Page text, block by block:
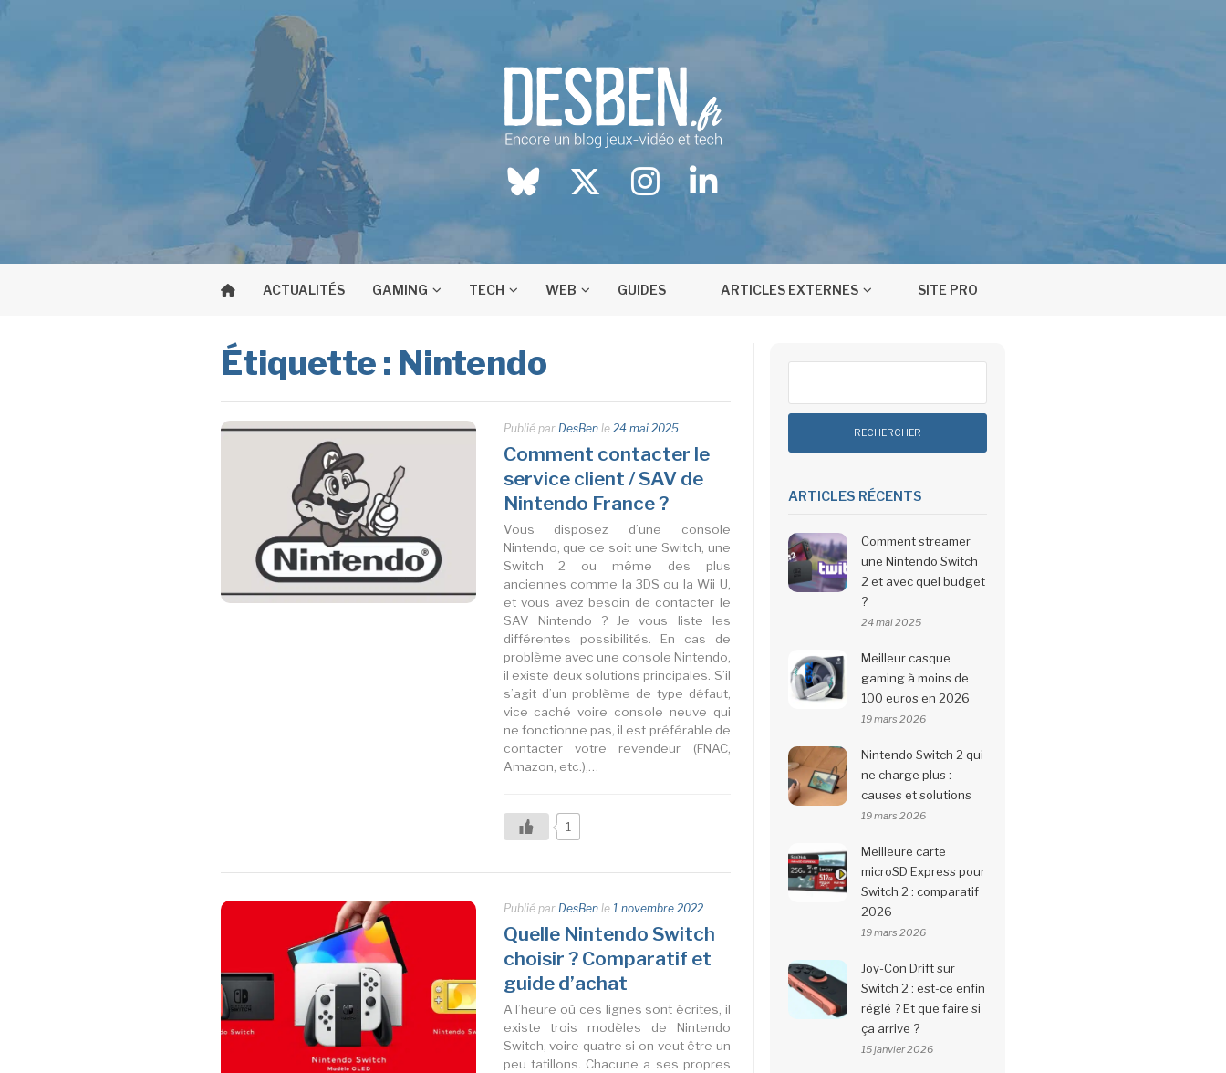
DESBEN.FR
Blog jeux-vidéo et tech
BlueSky twitter instagram
ACTUALITÉS GAMING TECH WEB GUIDES SITE PRO
ARTICLES EXTERNES
Étiquette : Nintendo
Publié par DesBenle 24 mai 2025
Comment contacter le
service client / SAV de
Nintendo France ?
Vous disposez d’une console
Nintendo, que ce soit une Switch, une
Switch 2 ou même des plus
anciennes comme la 3DS ou la Wii U,
et vous avez besoin de contacter le
SAV Nintendo ? Je vous liste les
différentes possibilités. En cas de
problème avec une console Nintendo,
il existe deux solutions principales. S’il
s’agit d’un problème de type défaut,
vice caché voire console neuve qui
ne fonctionne pas, il est préférable de
contacter votre revendeur (FNAC,
Amazon, etc.),…
1
Publié par DesBenle 1 novembre 2022
Quelle Nintendo Switch
choisir ? Comparatif et
guide d’achat
A l’heure où ces lignes sont écrites, il
existe trois modèles de Nintendo
Switch, voire quatre si on veut être un
peu tatillons. Chacune a ses propres
ARTICLES RÉCENTS
Comment streamer
une Nintendo Switch
2 et avec quel budget
?
24 mai 2025
Meilleur casque
gaming à moins de
100 euros en 2026
19 mars 2026
Nintendo Switch 2 qui
ne charge plus :
causes et solutions
19 mars 2026
Meilleure carte
microSD Express pour
Switch 2 : comparatif
2026
19 mars 2026
Joy-Con Drift sur
Switch 2 : est-ce enfin
réglé ? Et que faire si
ça arrive ?
15 janvier 2026